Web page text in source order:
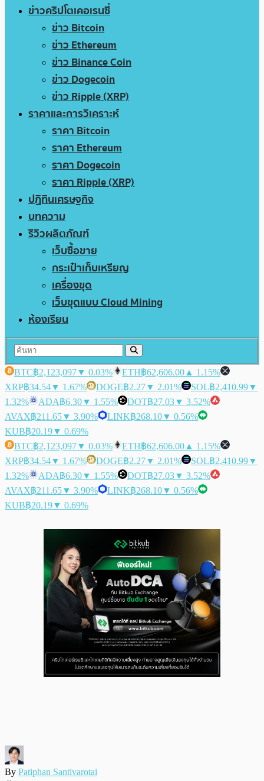
ข่าวคริปโตเคอเรนซี่
ข่าว Bitcoin
ข่าว Ethereum
ข่าว Binance Coin
ข่าว Dogecoin
ข่าว Ripple (XRP)
ราคาและการวิเคราะห์
ราคา Bitcoin
ราคา Ethereum
ราคา Dogecoin
ราคา Ripple (XRP)
ปฏิทินเศรษฐกิจ
บทความ
รีวิวผลิตภัณฑ์
เว็บซื้อขาย
กระเป๋าเก็บเหรียญ
เครื่องขุด
เว็บขุดแบบ Cloud Mining
ห้องเรียน
BTC฿2,123,097▼ 0.03% ETH฿62,606.00 ▲ 1.15%
XRP฿34.54▼ 1.67% DOGE฿2.27▼ 2.01% SOL฿2,410.99▼
1.32%
ADA฿6.30▼ 1.55% DOT฿27.03▼ 3.52%
AVAX฿211.65▼ 3.90% LINK฿268.10▼ 0.56%
KUB฿20.19▼ 0.69%
BTC฿2,123,097▼ 0.03% ETH฿62,606.00 ▲ 1.15%
XRP฿34.54▼ 1.67% DOGE฿2.27▼ 2.01% SOL฿2,410.99▼
1.32%
ADA฿6.30▼ 1.55% DOT฿27.03▼ 3.52%
AVAX฿211.65▼ 3.90% LINK฿268.10▼ 0.56%
KUB฿20.19▼ 0.69%
By Patiphan Santivarotai